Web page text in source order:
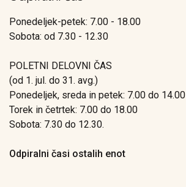
Ponedeljek-petek: 7.00 - 18.00
Sobota: od 7.30 - 12.30
POLETNI DELOVNI ČAS
(od 1. jul. do 31. avg.)
Ponedeljek, sreda in petek: 7.00 do 14.00
Torek in četrtek: 7.00 do 18.00
Sobota: 7.30 do 12.30.
Odpiralni časi ostalih enot